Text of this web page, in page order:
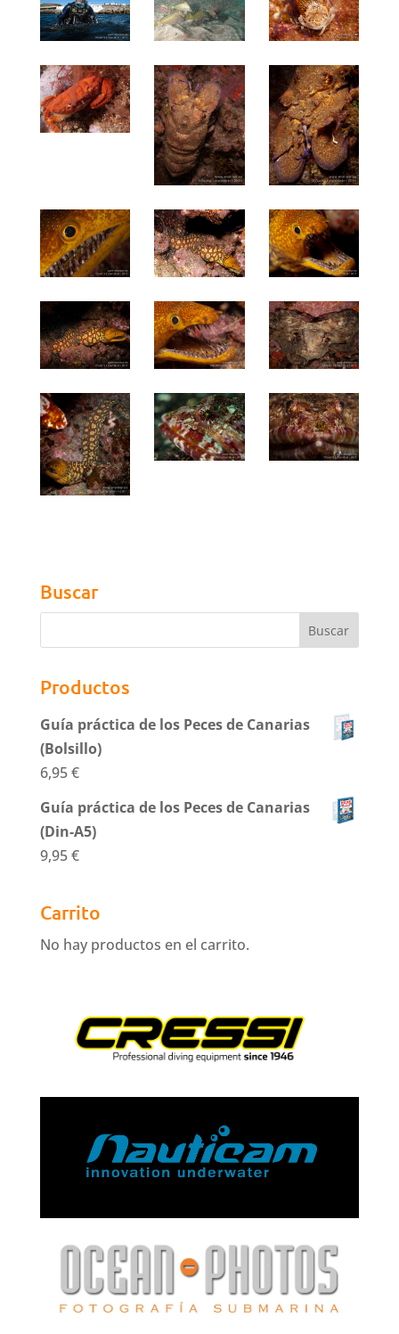
Buscar
Productos
Guía práctica de los Peces de Canarias
(Bolsillo)
6,95€
Guía práctica de los Peces de Canarias
(Din-A5)
9,95€
Carrito
No hay productos en el carrito.